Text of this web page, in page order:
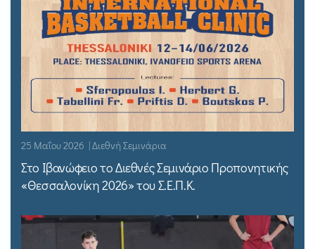
25 Μαΐου 2026 | Διεθνή Σεμινάρια
Στο Ιβανώφειο το Διεθνές Σεμινάριο Προπονητικής
«Θεσσαλονίκη 2026» του Σ.Ε.Π.Κ.